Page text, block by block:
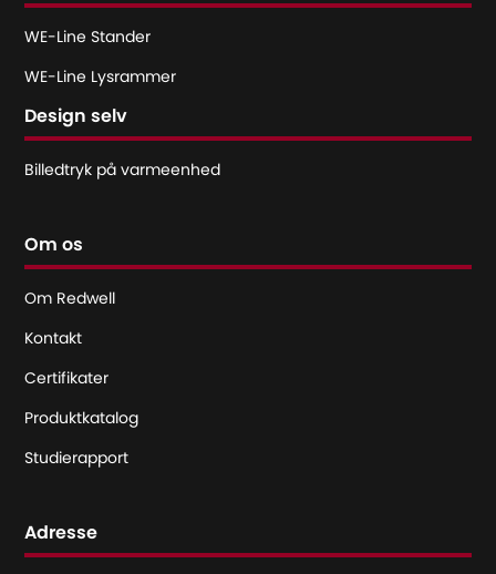
WE-Line Stander
WE-Line Lysrammer
Design selv
Billedtryk på varmeenhed
Om os
Om Redwell
Kontakt
Certifikater
Produktkatalog
Studierapport
Adresse